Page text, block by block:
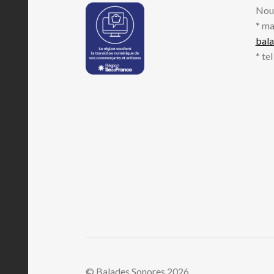
*
*
© Balades Sonores 2026